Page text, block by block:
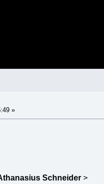
»
Schneider >